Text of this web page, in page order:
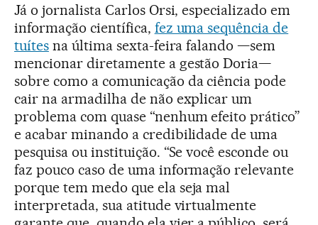
Já o jornalista Carlos Orsi, especializado em
informação científica, fez uma sequência de
tuítesna última sexta-feira falando —sem
mencionar diretamente a gestão Doria—
sobre como a comunicação da ciência pode
cair na armadilha de não explicar um
problema com quase “nenhum efeito prático”
e acabar minando a credibilidade de uma
pesquisa ou instituição. “Se você esconde ou
faz pouco caso de uma informação relevante
porque tem medo que ela seja mal
interpretada, sua atitude virtualmente